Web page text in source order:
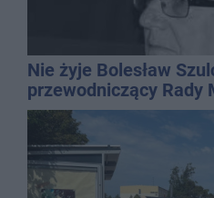
Nie żyje Bolesław
przewodniczący
dyrektor SP 14